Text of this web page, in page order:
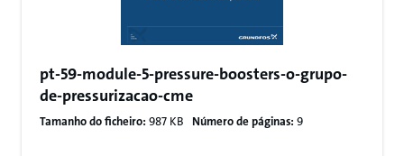
pt-59-module-5-pressure-boosters-o-grupo-
de-pressurizacao-cme
Tamanho do ficheiro: 987 KB Número de páginas: 9